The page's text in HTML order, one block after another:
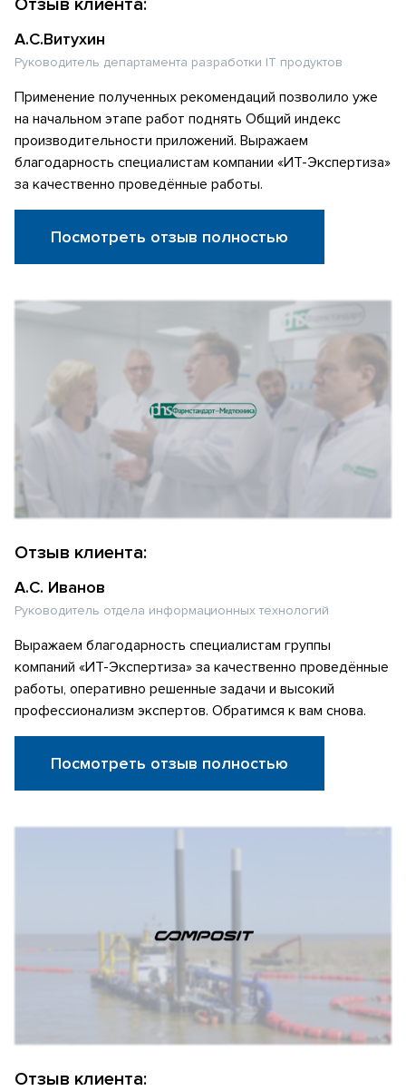
Отзыв клиента:
А.С.Витухин
Руководитель департамента разработки IT продуктов
Применение полученных рекомендаций позволило уже
на начальном этапе работ поднять Общий индекс
производительности приложений. Выражаем
благодарность специалистам компании «ИТ-Экспертиза»
за качественно проведённые работы.
Посмотреть отзыв полностью
Отзыв клиента:
А.С. Иванов
Руководитель отдела информационных технологий
Выражаем благодарность специалистам группы
компаний «ИТ-Экспертиза» за качественно проведённые
работы, оперативно решенные задачи и высокий
профессионализм экспертов. Обратимся к вам снова.
Посмотреть отзыв полностью
Отзыв клиента: